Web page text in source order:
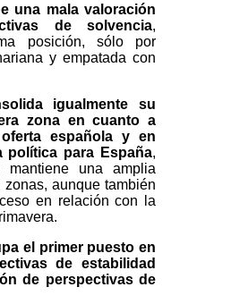
una mala valoración
de solvencia,
posición, sólo por
y empatada con
igualmente su
zona en cuanto a
española y en
política para España,
una amplia
aunque también
en relación con la
el primer puesto en
de estabilidad
de perspectivas de